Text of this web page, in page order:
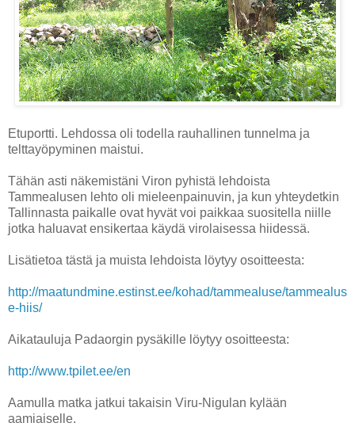
Etuportti. Lehdossa oli todella rauhallinen tunnelma ja
telttayöpyminen maistui.
Tähän asti näkemistäni Viron pyhistä lehdoista
Tammealusen lehto oli mieleenpainuvin, ja kun yhteydetkin
Tallinnasta paikalle ovat hyvät voi paikkaa suositella niille
jotka haluavat ensikertaa käydä virolaisessa hiidessä.
Lisätietoa tästä ja muista lehdoista löytyy osoitteesta:
http://maatundmine.estinst.ee/kohad/tammealuse/tammealus
e-hiis/
Aikatauluja Padaorgin pysäkille löytyy osoitteesta:
http://www.tpilet.ee/en
Aamulla matka jatkui takaisin Viru-Nigulan kylään
aamiaiselle.